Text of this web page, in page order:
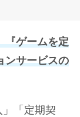
『ゲームを定
ンサービスの
」「定期契